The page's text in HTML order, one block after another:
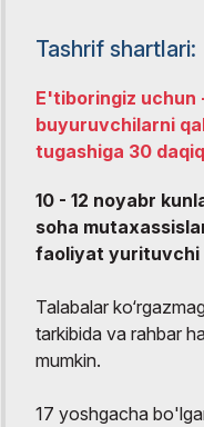
Tashrif shartlari:
E'tiboringiz
buyuruvchilarni
tugashiga 30
10 - 12 noyabr
soha
faoliyat yurituvchi
Talabalar
tarkibida va rahbar
mumkin.
17 yoshgacha